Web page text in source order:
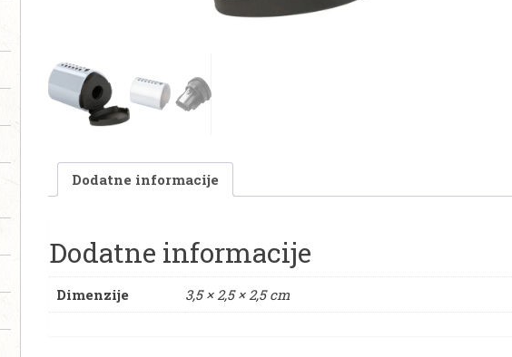
Dodatne informacije
Dodatne informacije
Dimenzije 3,5 × 2,5 × 2,5 cm